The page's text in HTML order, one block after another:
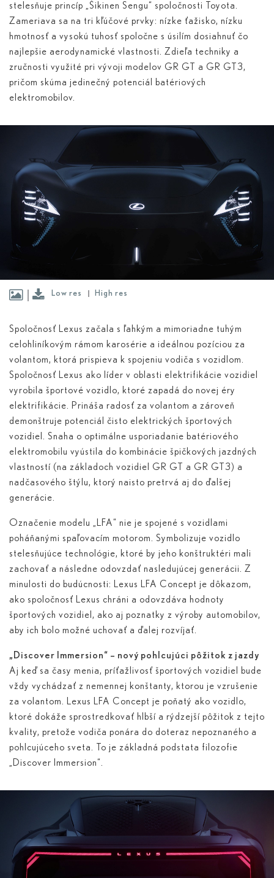
stelesňuje princíp „Šikinen Sengu“ spoločnosti Toyota.
Zameriava sa na tri kľúčové prvky: nízke ťažisko, nízku
hmotnosť a vysokú tuhosť spoločne s úsilím dosiahnuť čo
najlepšie aerodynamické vlastnosti. Zdieľa techniky a
zručnosti využité pri vývoji modelov GR GT a GR GT3,
pričom skúma jedinečný potenciál batériových
elektromobilov.
Low res High res
Spoločnosť Lexus začala s ľahkým a mimoriadne tuhým
celohliníkovým rámom karosérie a ideálnou pozíciou za
volantom, ktorá prispieva k spojeniu vodiča s vozidlom.
Spoločnosť Lexus ako líder v oblasti elektrifikácie vozidiel
vyrobila športové vozidlo, ktoré zapadá do novej éry
elektrifikácie. Prináša radosť za volantom a zároveň
demonštruje potenciál čisto elektrických športových
vozidiel. Snaha o optimálne usporiadanie batériového
elektromobilu vyústila do kombinácie špičkových jazdných
vlastností (na základoch vozidiel GR GT a GR GT3) a
nadčasového štýlu, ktorý naisto pretrvá aj do ďalšej
generácie.
Označenie modelu „LFA“ nie je spojené s vozidlami
poháňanými spaľovacím motorom. Symbolizuje vozidlo
stelesňujúce technológie, ktoré by jeho konštruktéri mali
zachovať a následne odovzdať nasledujúcej generácii. Z
minulosti do budúcnosti: Lexus LFA Concept je dôkazom,
ako spoločnosť Lexus chráni a odovzdáva hodnoty
športových vozidiel, ako aj poznatky z výroby automobilov,
aby ich bolo možné uchovať a ďalej rozvíjať.
„Discover Immersion“ – nový pohlcujúci pôžitok z jazdy
Aj keď sa časy menia, príťažlivosť športových vozidiel bude
vždy vychádzať z nemennej konštanty, ktorou je vzrušenie
za volantom. Lexus LFA Concept je poňatý ako vozidlo,
ktoré dokáže sprostredkovať hlbší a rýdzejší pôžitok z tejto
kvality, pretože vodiča ponára do doteraz nepoznaného a
pohlcujúceho sveta. To je základná podstata filozofie
„Discover Immersion“.